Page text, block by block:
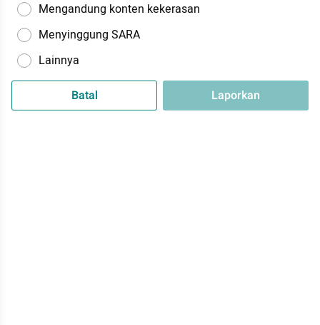
Mengandung konten kekerasan
Menyinggung SARA
Lainnya
Batal Laporkan